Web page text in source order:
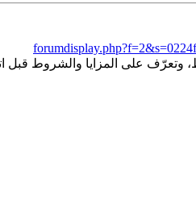
على المزايا والشروط قبل